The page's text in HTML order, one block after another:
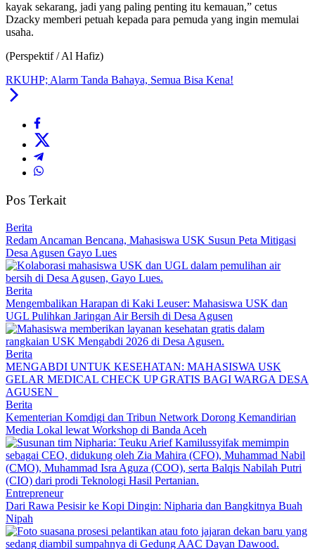
kayak sekarang, jadi yang paling penting itu kemauan,” cetus
Dzacky memberi petuah kepada para pemuda yang ingin memulai
usaha.
(Perspektif / Al Hafiz)
RKUHP; Alarm Tanda Bahaya, Semua Bisa Kena!
Pos Terkait
Berita
Redam Ancaman Bencana, Mahasiswa USK Susun Peta Mitigasi
Desa Agusen Gayo Lues
Berita
Mengembalikan Harapan di Kaki Leuser: Mahasiswa USK dan
UGL Pulihkan Jaringan Air Bersih di Desa Agusen
Berita
MENGABDI UNTUK KESEHATAN: MAHASISWA USK
GELAR MEDICAL CHECK UP GRATIS BAGI WARGA DESA
AGUSEN
Berita
Kementerian Komdigi dan Tribun Network Dorong Kemandirian
Media Lokal lewat Workshop di Banda Aceh
Entrepreneur
Dari Rawa Pesisir ke Kopi Dingin: Nipharia dan Bangkitnya Buah
Nipah